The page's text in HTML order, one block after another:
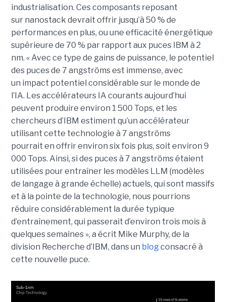
industrialisation. Ces composants reposant
sur nanostack devrait offrir jusqu’à 50 % de
performances en plus, ou une efficacité énergétique
supérieure de 70 % par rapport aux puces IBM à 2
nm. « Avec ce type de gains de puissance, le potentiel
des puces de 7 angströms est immense, avec
un impact potentiel considérable sur le monde de
l’IA. Les accélérateurs IA courants aujourd’hui
peuvent produire environ 1 500 Tops, et les
chercheurs d’IBM estiment qu’un accélérateur
utilisant cette technologie à 7 angströms
pourrait en offrir environ six fois plus, soit environ 9
000 Tops. Ainsi, si des puces à 7 angströms étaient
utilisées pour entraîner les modèles LLM (modèles
de langage à grande échelle) actuels, qui sont massifs
et à la pointe de la technologie, nous pourrions
réduire considérablement la durée typique
d’entraînement, qui passerait d’environ trois mois à
quelques semaines », a écrit Mike Murphy, de la
division Recherche d’IBM, dans un blogconsacré à
cette nouvelle puce.